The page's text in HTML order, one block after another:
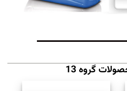
گروه 13